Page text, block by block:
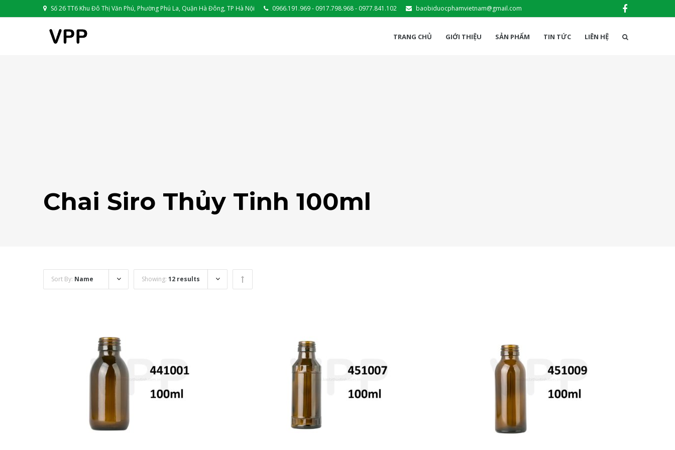
Số 26 TT6 Khu Đô Thị Văn Phú, Phường Phú La, Quận Hà Đông, TP Hà Nội 0966.191.969 - 0917.798.968 - 0977.841.102 baobiduocphamvietnam@gmail.com
TRANG CHỦ GIỚI THIỆU SẢN PHẨM TIN TỨC LIÊN HỆ
Chai Siro Thủy Tinh 100ml
Sort By: Name Showing: 12 results